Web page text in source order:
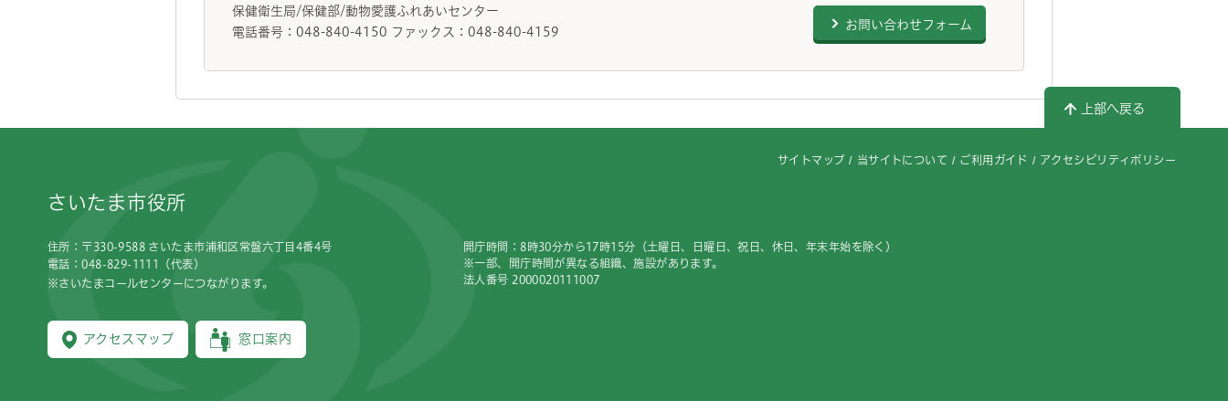
保健衛生局/保健部/動物愛護ふれあいセンター
電話番号：048-840-4150 ファックス：048-840-4159
お問い合わせフォーム
上部へ戻る
サイトマップ 当サイトについて ご利用ガイド アクセシビリティポリシー
さいたま市役所
住所：〒330-9588 さいたま市浦和区常盤六丁目4番4号
電話：048-829-1111（代表）
※さいたまコールセンターにつながります。
アクセスマップ 窓口案内
開庁時間：8時30分から17時15分（土曜日、日曜日、祝日、休日、年末年始を除く）
※一部、開庁時間が異なる組織、施設があります。
法人番号 2000020111007